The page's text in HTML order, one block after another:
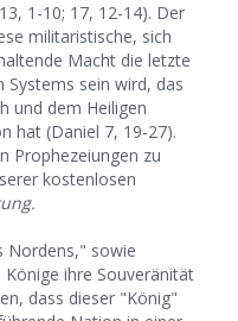
1-10; 17, 12-14). Der
militaristische, sich
Macht die letzte
Systems sein wird, das
und dem Heiligen
hat (Daniel 7, 19-27).
Prophezeiungen zu
kostenlosen
Nordens," sowie
ihre Souveränität
dass dieser "König"